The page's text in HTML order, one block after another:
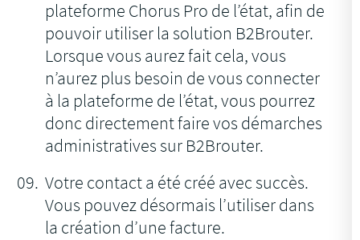
plateforme Chorus Pro de l’état, afin de
pouvoir utiliser la solution B2Brouter.
Lorsque vous aurez fait cela, vous
n’aurez plus besoin de vous connecter
à la plateforme de l’état, vous pourrez
donc directement faire vos démarches
administratives sur B2Brouter.
Votre contact a été créé avec succès.
Vous pouvez désormais l’utiliser dans
la création d’une facture.